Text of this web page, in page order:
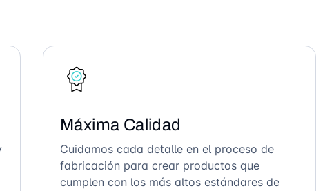
Máxima Calidad
Cuidamos cada detalle en el proceso de
fabricación para crear productos que
cumplen con los más altos estándares de